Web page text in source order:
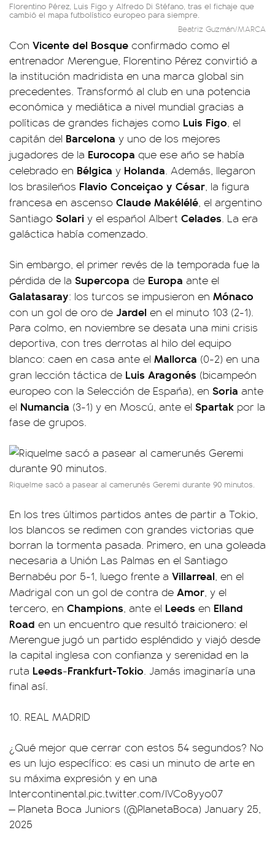
Florentino Pérez, Luis Figo y Alfredo Di Stéfano, tras el fichaje que
cambió el mapa futbolístico europeo para siempre.
Beatriz Guzmán/MARCA
Con Vicente del Bosque confirmado como el
entrenador Merengue, Florentino Pérez convirtió a
la institución madridista en una marca global sin
precedentes. Transformó al club en una potencia
económica y mediática a nivel mundial gracias a
políticas de grandes fichajes como Luis Figo, el
capitán del Barcelona y uno de los mejores
jugadores de la Eurocopa que ese año se había
celebrado en Bélgica y Holanda. Además, llegaron
los brasileños Flavio Conceiçao y César, la figura
francesa en ascenso Claude Makélélé, el argentino
Santiago Solari y el español Albert Celades. La era
galáctica había comenzado.
Sin embargo, el primer revés de la temporada fue la
pérdida de la Supercopa de Europa ante el
Galatasaray: los turcos se impusieron en Mónaco
con un gol de oro de Jardel en el minuto 103 (2-1).
Para colmo, en noviembre se desata una mini crisis
deportiva, con tres derrotas al hilo del equipo
blanco: caen en casa ante el Mallorca (0-2) en una
gran lección táctica de Luis Aragonés (bicampeón
europeo con la Selección de España), en Soria ante
el Numancia (3-1) y en Moscú, ante el Spartak por la
fase de grupos.
Riquelme sacó a pasear al camerunés Geremi durante 90 minutos.
En los tres últimos partidos antes de partir a Tokio,
los blancos se redimen con grandes victorias que
borran la tormenta pasada. Primero, en una goleada
necesaria a Unión Las Palmas en el Santiago
Bernabéu por 5-1, luego frente a Villarreal, en el
Madrigal con un gol de contra de Amor, y el
tercero, en Champions, ante el Leeds en Elland
Road en un encuentro que resultó traicionero: el
Merengue jugó un partido espléndido y viajó desde
la capital inglesa con confianza y serenidad en la
ruta Leeds-Frankfurt-Tokio. Jamás imaginaría una
final así.
10. REAL MADRID
¿Qué mejor que cerrar con estos 54 segundos? No
es un lujo específico: es casi un minuto de arte en
su máxima expresión y en una
Intercontinental.pic.twitter.com/lVCo8yyo07
— Planeta Boca Juniors (@PlanetaBoca) January 25,
2025